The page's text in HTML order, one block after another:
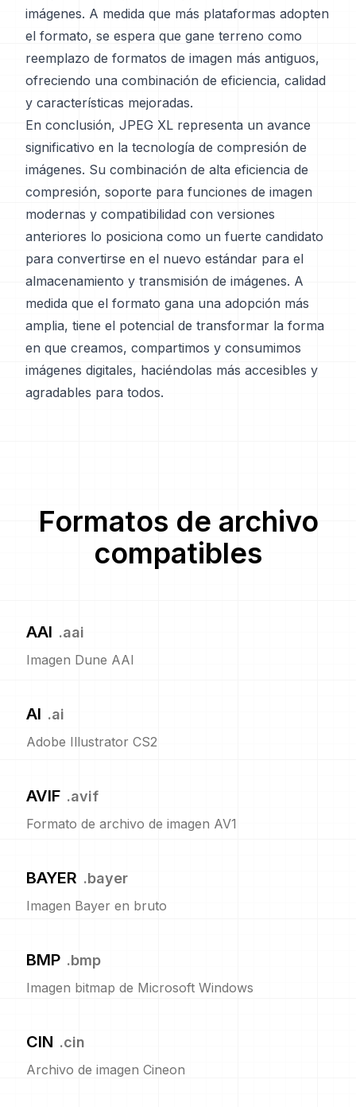
imágenes. A medida que más plataformas adopten
el formato, se espera que gane terreno como
reemplazo de formatos de imagen más antiguos,
ofreciendo una combinación de eficiencia, calidad
y características mejoradas.
En conclusión, JPEG XL representa un avance
significativo en la tecnología de compresión de
imágenes. Su combinación de alta eficiencia de
compresión, soporte para funciones de imagen
modernas y compatibilidad con versiones
anteriores lo posiciona como un fuerte candidato
para convertirse en el nuevo estándar para el
almacenamiento y transmisión de imágenes. A
medida que el formato gana una adopción más
amplia, tiene el potencial de transformar la forma
en que creamos, compartimos y consumimos
imágenes digitales, haciéndolas más accesibles y
agradables para todos.
Formatos de archivo
compatibles
AAI .aai
Imagen Dune AAI
AI .ai
Adobe Illustrator CS2
AVIF .avif
Formato de archivo de imagen AV1
BAYER .bayer
Imagen Bayer en bruto
BMP .bmp
Imagen bitmap de Microsoft Windows
CIN .cin
Archivo de imagen Cineon